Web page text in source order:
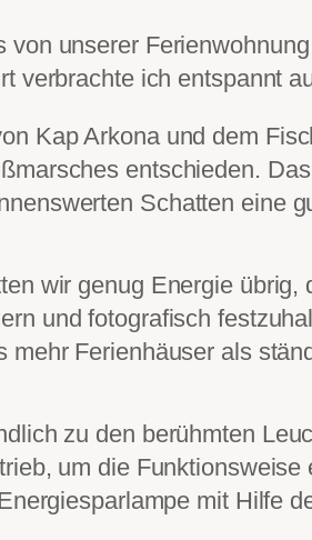
von unserer
verbrachte ich entspannt
Kap Arkona und dem
entschieden.
Schatten eine
wir genug Energie
und fotografisch
mehr Ferienhäuser als
zu den berühmten
um die Funktionsweise
mit Hilfe